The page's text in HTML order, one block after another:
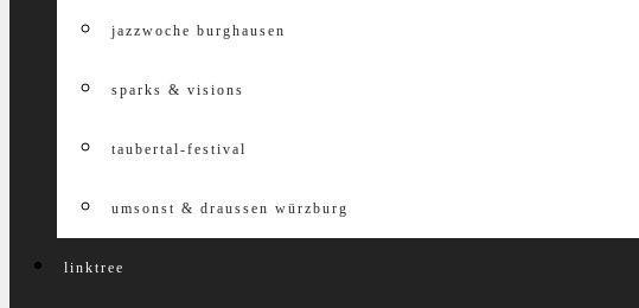
jazzwoche burghausen
sparks & visions
taubertal-festival
umsonst & draussen würzburg
linktree